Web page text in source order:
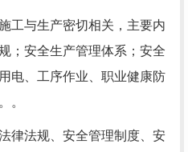
工与生产密切相关，主要内
；安全生产管理体系；安全
电、工序作业、职业健康防
。
律法规、安全管理制度、安